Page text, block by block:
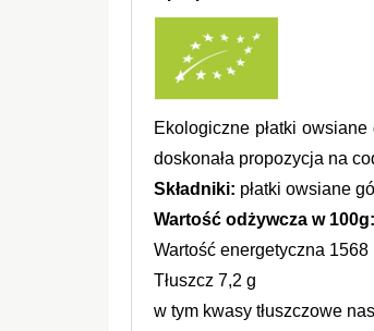
Ekologiczne płatki
doskonała propozycja na
Składniki: płatki owsiane
Wartość odżywcza w 100g:
Wartość energetyczna 1568
Tłuszcz 7,2 g
w tym kwasy tłuszczowe